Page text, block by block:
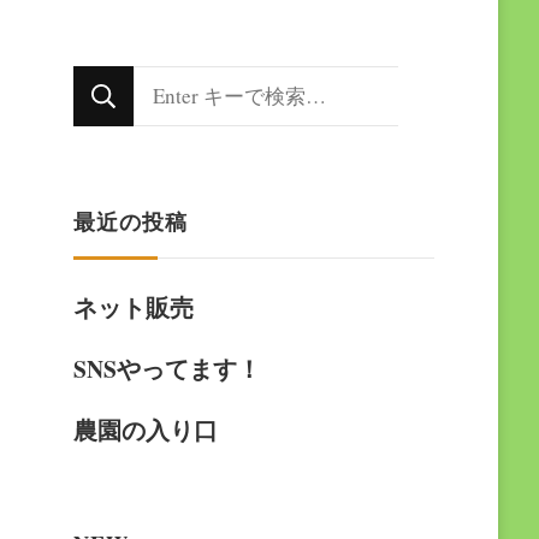
な
に
お
探
し
で
か
最近の投稿
ネット販売
SNSやってます！
農園の入り口